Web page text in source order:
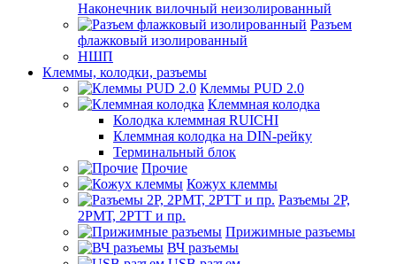
Наконечник вилочный неизолированный
Разъем
флажковый изолированный
НШП
Клеммы, колодки, разъемы
Клеммы PUD 2.0
Клеммная колодка
Колодка клеммная RUICHI
Клеммная колодка на DIN-рейку
Терминальный блок
Прочие
Кожух клеммы
Разъемы 2Р,
2РМТ, 2РТТ и пр.
Прижимные разъемы
ВЧ разъемы